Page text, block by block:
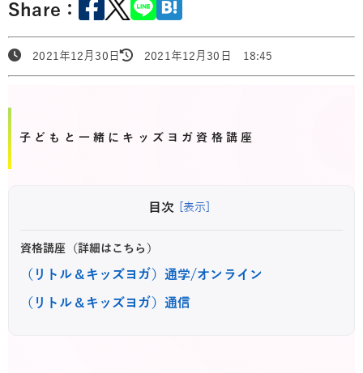
Share：
2021年12月30日 2021年12月30日 18:45
子どもと一緒にキッズヨガ資格講座
目次 [表示]
資格講座（詳細はこちら）
（リトル＆キッズヨガ）通学/オンライン
（リトル＆キッズヨガ）通信